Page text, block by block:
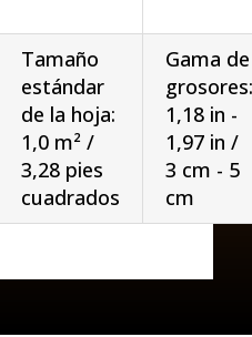
Tamaño
estándar
de la hoja:
1,0 m² /
3,28 pies
cuadrados
Gama de
grosores:
1,18 in -
1,97 in /
3 cm - 5
cm